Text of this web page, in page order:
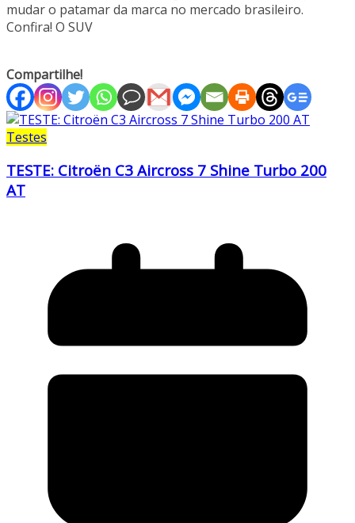
mudar o patamar da marca no mercado brasileiro.
Confira! O SUV
Compartilhe!
Testes
TESTE: Citroën C3 Aircross 7 Shine Turbo 200
AT